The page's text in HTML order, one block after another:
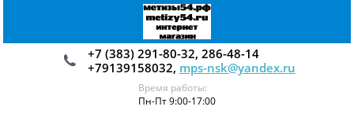
+7 (383) 291-80-32, 286-48-14
+79139158032, mps-nsk@yandex.ru
Время работы:
Пн-Пт 9:00-17:00